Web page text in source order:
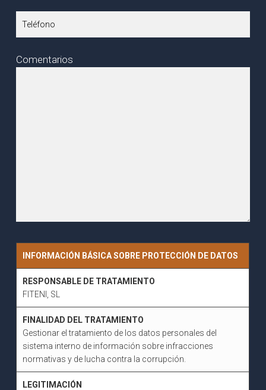
Comentarios
INFORMACIÓN BÁSICA SOBRE PROTECCIÓN DE DATOS
RESPONSABLE DE TRATAMIENTO
FITENI, SL
FINALIDAD DEL TRATAMIENTO
Gestionar el tratamiento de los datos personales del
sistema interno de información sobre infracciones
normativas y de lucha contra la corrupción.
LEGITIMACIÓN